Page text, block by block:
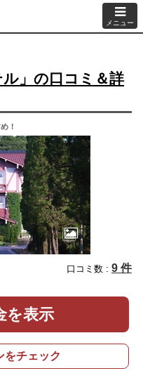
メニュー
」の口コミ＆詳
！
口コミ数 : 9 件
を表示
をチェック